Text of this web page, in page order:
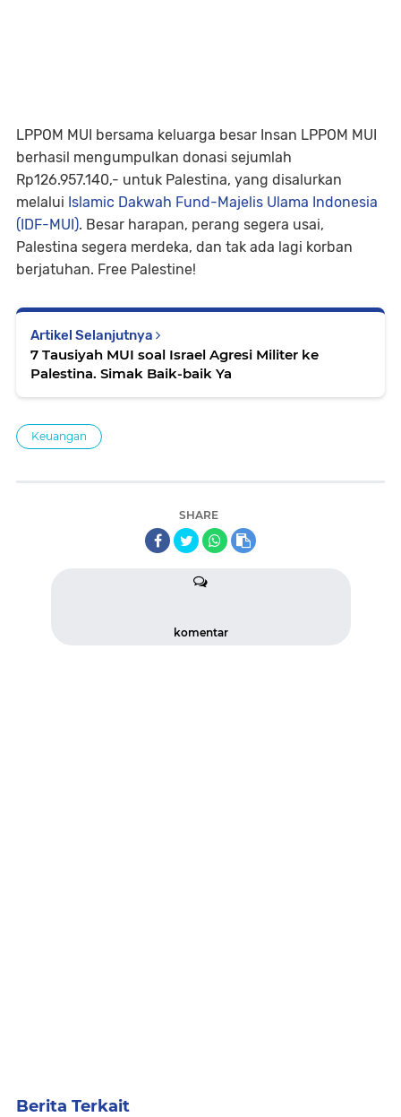
LPPOM MUI bersama keluarga besar Insan LPPOM MUI
berhasil mengumpulkan donasi sejumlah
Rp126.957.140,- untuk Palestina, yang disalurkan
melalui Islamic Dakwah Fund-Majelis Ulama Indonesia
(IDF-MUI). Besar harapan, perang segera usai,
Palestina segera merdeka, dan tak ada lagi korban
berjatuhan. Free Palestine!
Artikel Selanjutnya
7 Tausiyah MUI soal Israel Agresi Militer ke
Palestina. Simak Baik-baik Ya
Keuangan
SHARE
komentar
Berita Terkait